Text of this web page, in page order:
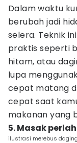
Dalam waktu
berubah jadi
selera. Teknik
praktis seperti
hitam, atau
lupa
cepat matang
cepat saat
makanan yang
5. Masak
ilustrasi merebus